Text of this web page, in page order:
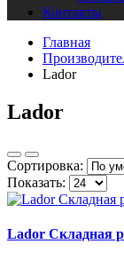
Контакты
Главная
Lador
Lador
Сортировка:
Показать:
Lador Складная